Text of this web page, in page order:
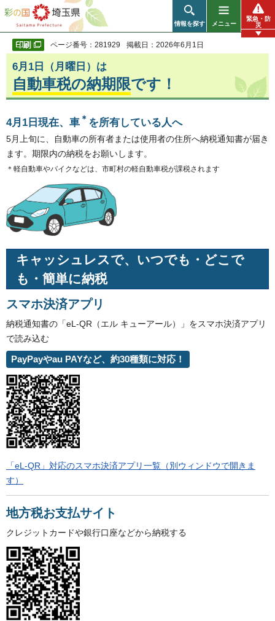
彩の国 埼玉県
情報を探す メニュー
緊急・防
災
ページ番号：281929 掲載日：2026年6月1日
6月1日（月曜日）は
自動車税の納期限です！
4月1日現在、車 ＊ を所有している人へ
5月上旬に、自動車の所有者または使用者の住所へ納税通知書が届き
ます。期限内の納税をお願いします。
＊軽自動車やバイクなどは、市町村の軽自動車税が課税されます
キャッシュレスで、いつでも・どこで
も・簡単に納税
スマホ決済アプリ
納税通知書の「eL-QR（エル キューアール）」をスマホ決済アプリ
で読み込む
PayPayやau PAYなど、約30種類に対応！
「eL-QR」対応のスマホ決済アプリ一覧（別ウィンドウで開きま
す）
地方税お支払サイト
クレジットカードや銀行口座などから納税する